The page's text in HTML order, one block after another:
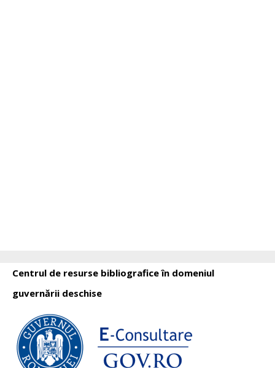
Centrul de resurse bibliografice în domeniul
guvernării deschise